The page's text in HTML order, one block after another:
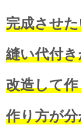
完成させ
縫い代付
改造して
作り方が